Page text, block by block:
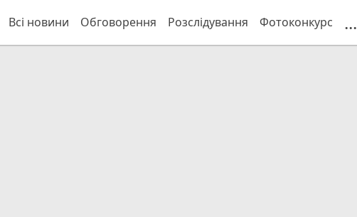
Всі новини Обговорення Розслідування Фотоконкурс ...